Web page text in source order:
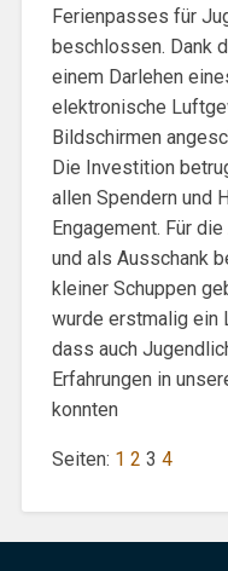
Ferienpasses für
beschlossen. Dank
einem Darlehen
elektronische
Bildschirmen
Die Investition
allen Spendern und
Engagement. Für
und als Ausschank
kleiner Schuppen
wurde erstmalig ein
dass auch
Erfahrungen in
konnten
Seiten: 1 2 3 4